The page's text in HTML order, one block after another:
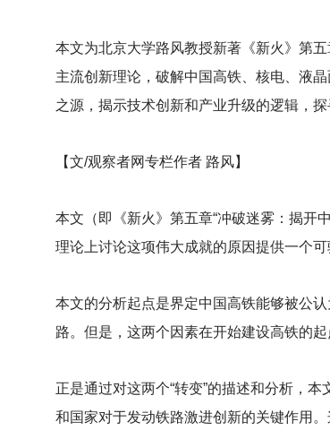
本文为北京大学路风教授新著《新火》第
主流创新理论，破解中国高铁、核电、液
之源，揭示技术创新和产业升级的逻辑，
【文/观察者网专栏作者 路风】
本文（即《新火》第五章“冲破迷雾：揭开
理论上讨论这项伟大成就的原因提供一个可
本文的分析起点是界定中国高铁能够被公
路。但是，这两个因素在开始建设高铁的
正是通过对这两个“转变”的描述和分析，
和国家对于发动铁路激进创新的关键作用